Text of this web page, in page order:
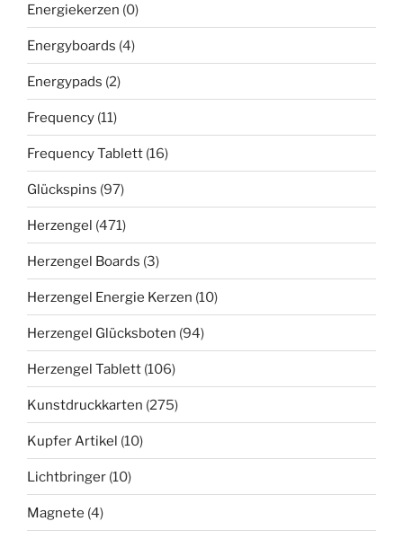
Energiekerzen (0)
Energyboards (4)
Energypads (2)
Frequency (11)
Frequency Tablett (16)
Glückspins (97)
Herzengel (471)
Herzengel Boards (3)
Herzengel Energie Kerzen (10)
Herzengel Glücksboten (94)
Herzengel Tablett (106)
Kunstdruckkarten (275)
Kupfer Artikel (10)
Lichtbringer (10)
Magnete (4)